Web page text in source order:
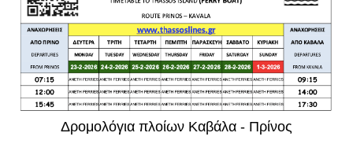
Δρομολόγια πλοίων Καβάλα - Πρίνος